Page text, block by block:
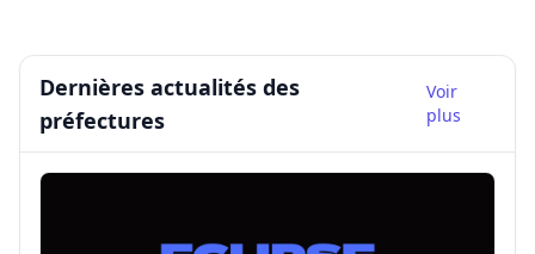
Dernières actualités des
préfectures
Voir
plus